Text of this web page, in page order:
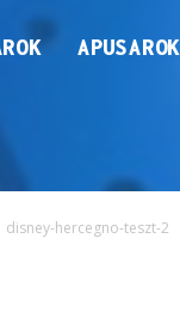
APUSAROK
disney-hercegno-teszt-2